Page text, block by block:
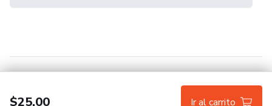
$25.00 Ir al carrito